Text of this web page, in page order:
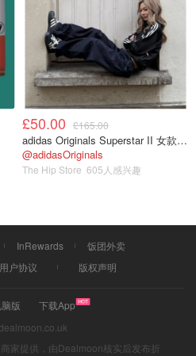
£50.00 £165.00
adidas Originals Superstar II 女款串珠休闲鞋 黑色
@adidasOriginals
The Hip Store 605人感兴趣
InRewards
饭团外卖
用户协议 版权声明
版
下载App
家提供，由Dealmoon核实后发布折